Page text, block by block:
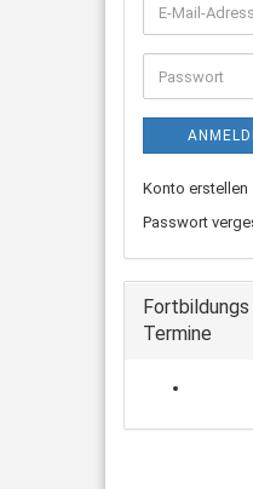
E-
Mail-
Adresse
Passwort
Konto erstellen
Passwort
Fortbildungs
Termine